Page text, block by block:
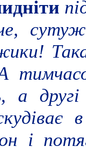
а
і